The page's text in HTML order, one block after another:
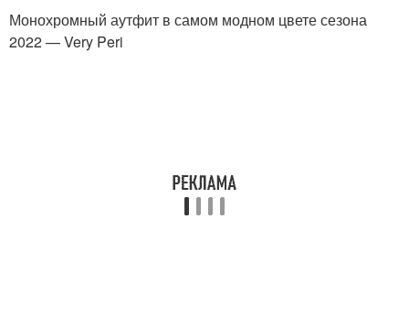
Монохромный аутфит в самом модном цвете сезона
2022 — Very Peri